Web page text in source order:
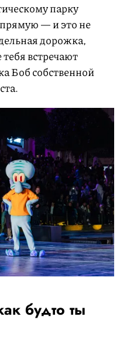
парку
— и это не
дорожка,
встречают
Боб собственной
будто ты